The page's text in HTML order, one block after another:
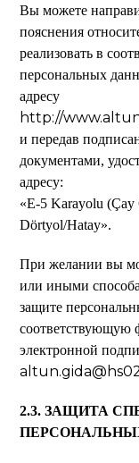
Вы можете
пояснения
реализовать в
персональных
адресу
http://
и передав
документами,
адресу:
«E-5 Karayolu
Dörtyol/Hatay».
При желании вы
или иными
защите
соответствующую
электронной
2.3. ЗАЩИТА